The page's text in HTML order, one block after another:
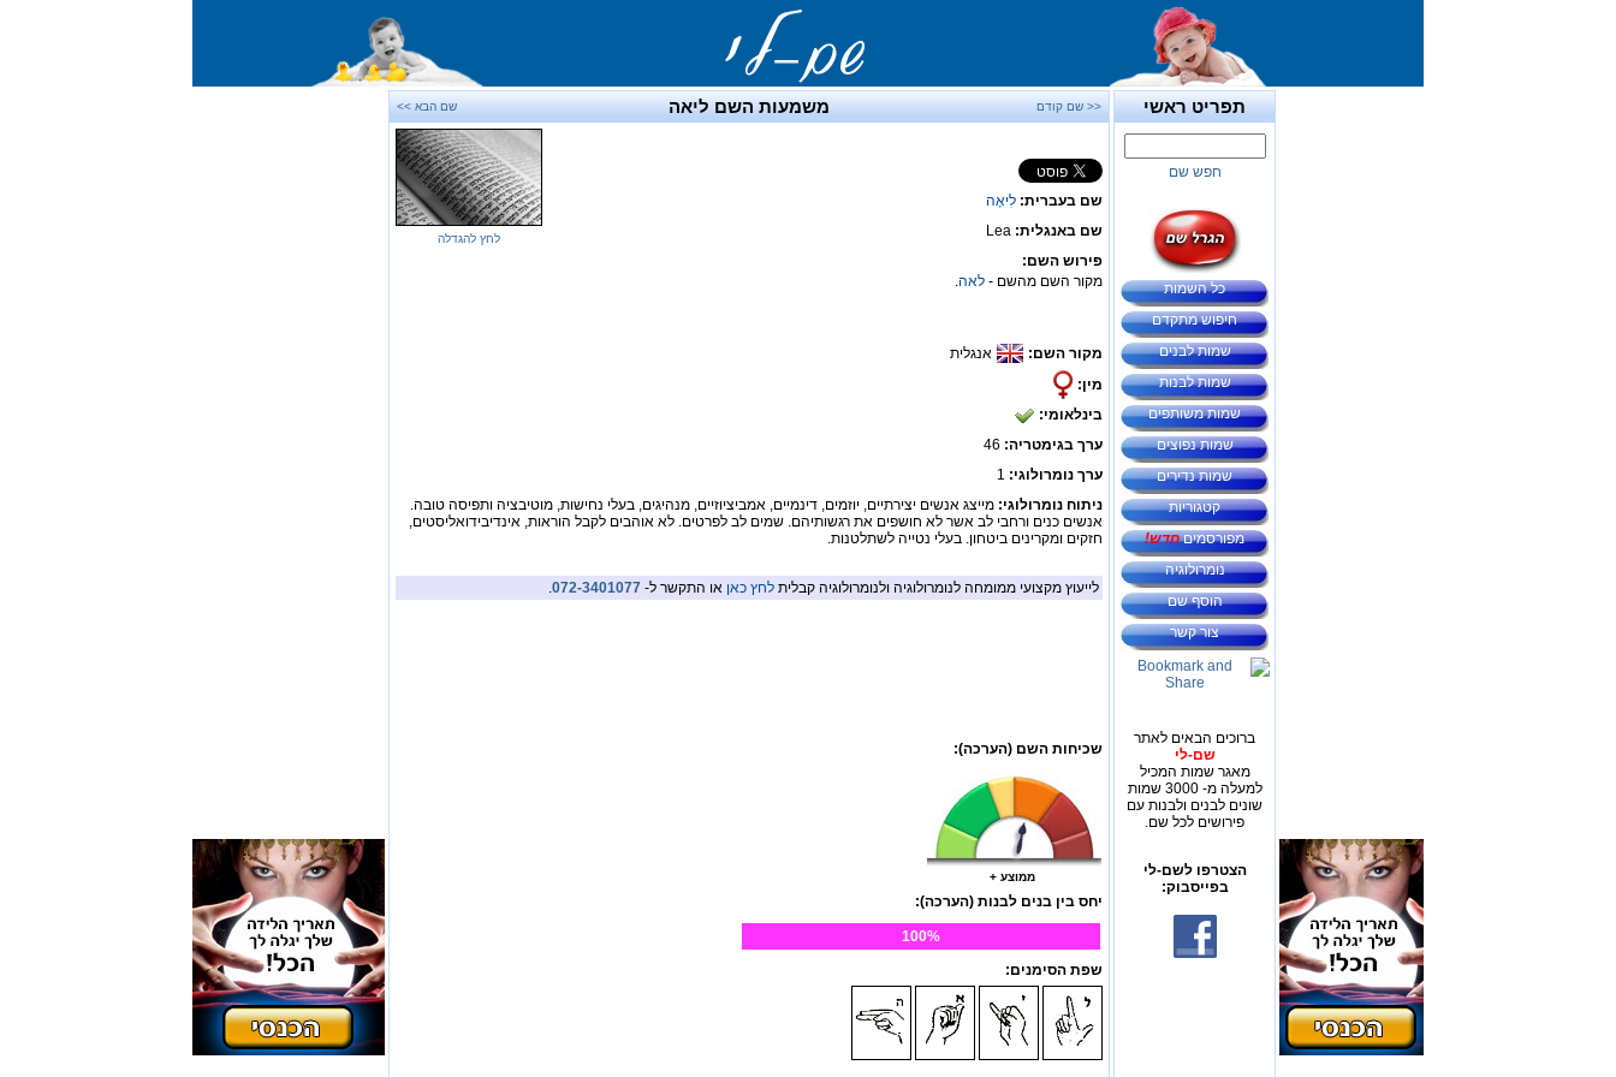
תפריט ראשי
חפש שם
כל השמות
חיפוש מתקדם
שמות לבנים
שמות לבנות
שמות משותפים
שמות נפוצים
שמות נדירים
קטגוריות
מפורסמיםחדש!
נומרולוגיה
הוסף שם
צור קשר
ברוכים הבאים לאתר
שם-לי
מאגר שמות המכיל
למעלה מ- 3000 שמות
שונים לבנים ולבנות עם
פירושים לכל שם.
הצטרפו לשם-לי
בפייסבוק:
<< שם קודם משמעות השם ליאה שם הבא >>
שם בעברית: לִיאָה
שם באנגלית: Lea
פירוש השם:
מקור השם מהשם - לאה.
מקור השם:
אנגלית
מין:
בינלאומי:
ערך בגימטריה:
ערך נומרולוגי: 1
לחץ להגדלה
ניתוח נומרולוגי: מייצג אנשים יצירתיים, יוזמים, דינמיים, אמביציוזיים, מנהיגים, בעלי נחישות, מוטיבציה ותפיסה טובה.
אנשים כנים ורחבי לב אשר לא חושפים את רגשותיהם. שמים לב לפרטים. לא אוהבים לקבל הוראות, אינדיבידואליסטים,
חזקים ומקרינים ביטחון. בעלי נטייה לשתלטנות.
לייעוץ מקצועי ממומחה לנומרולוגיה ולנומרולוגיה קבלית לחץ כאן או התקשר ל- 072-3401077
.
שכיחות השם (הערכה):
ממוצע +
יחס בין בנים לבנות (הערכה):
100%
שפת הסימנים: